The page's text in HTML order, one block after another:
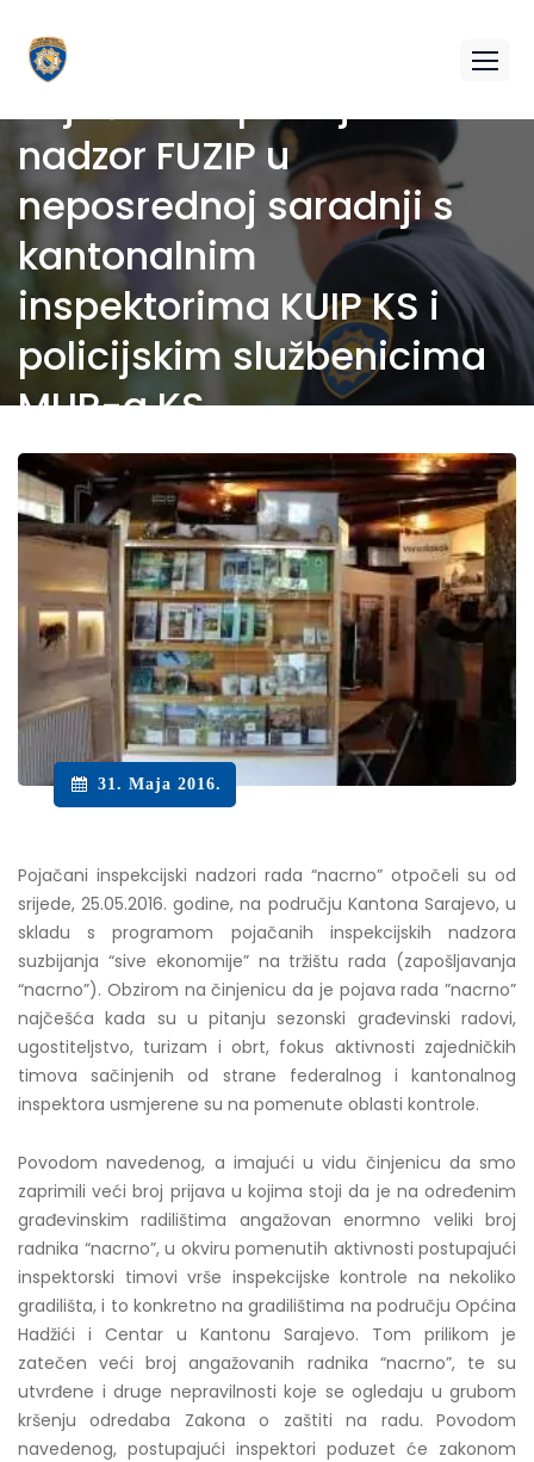
Pojačan inspekcijski
nadzor FUZIP u
neposrednoj saradnji s
kantonalnim
inspektorima KUIP KS i
policijskim službenicima
MUP-a KS
31. Maja 2016.
Pojačani inspekcijski nadzori rada “nacrno” otpočeli su od
srijede, 25.05.2016. godine, na području Kantona Sarajevo, u
skladu s programom pojačanih inspekcijskih nadzora
suzbijanja “sive ekonomije” na tržištu rada (zapošljavanja
“nacrno”). Obzirom na činjenicu da je pojava rada ”nacrno”
najčešća kada su u pitanju sezonski građevinski radovi,
ugostiteljstvo, turizam i obrt, fokus aktivnosti zajedničkih
timova sačinjenih od strane federalnog i kantonalnog
inspektora usmjerene su na pomenute oblasti kontrole.
Povodom navedenog, a imajući u vidu činjenicu da smo
zaprimili veći broj prijava u kojima stoji da je na određenim
građevinskim radilištima angažovan enormno veliki broj
radnika “nacrno”, u okviru pomenutih aktivnosti postupajući
inspektorski timovi vrše inspekcijske kontrole na nekoliko
gradilišta, i to konkretno na gradilištima na području Općina
Hadžići i Centar u Kantonu Sarajevo. Tom prilikom je
zatečen veći broj angažovanih radnika “nacrno”, te su
utvrđene i druge nepravilnosti koje se ogledaju u grubom
kršenju odredaba Zakona o zaštiti na radu. Povodom
navedenog, postupajući inspektori poduzet će zakonom